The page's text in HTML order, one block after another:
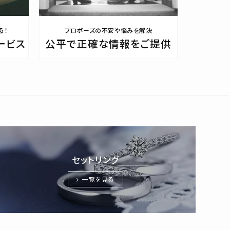
ビス
プロポーズの不安や悩みを解決
公平で正確な情報をご提供
セットリング
一覧を見る